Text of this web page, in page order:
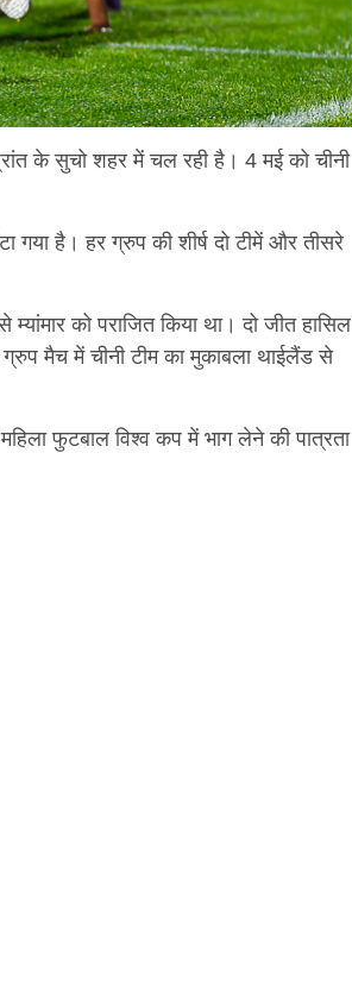
के सुचो शहर में चल रही है। 4 मई को चीनी
गया है। हर ग्रुप की शीर्ष दो टीमें और तीसरे
को पराजित किया था। दो जीत हासिल
मैच में चीनी टीम का मुकाबला थाईलैंड से
फुटबाल विश्व कप में भाग लेने की पात्रता